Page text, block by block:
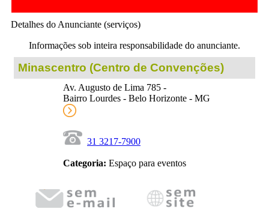
Detalhes do Anunciante (serviços)
Informações sob inteira responsabilidade do anunciante.
Minascentro (Centro de Convenções)
Av. Augusto de Lima 785 -
Bairro Lourdes - Belo Horizonte - MG
31 3217-7900
Categoria: Espaço para eventos